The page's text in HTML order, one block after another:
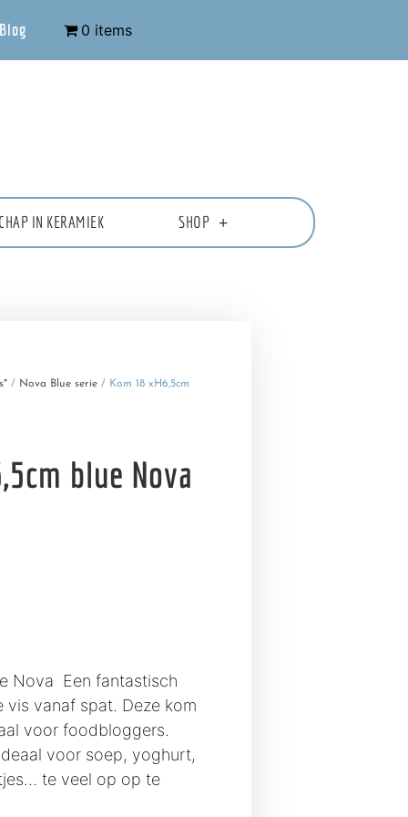
Blog 0 items
IN KERAMIEK SHOP
/ Nova Blue serie / Kom 18 xH6,5cm
blue Nova
Nova Een fantastisch
vis vanaf spat. Deze kom
voor foodbloggers.
voor soep, yoghurt,
te veel op op te